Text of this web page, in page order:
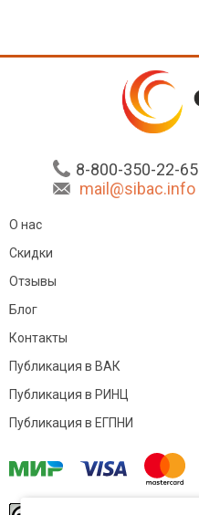
8-800-350-22-65
mail@sibac.info
О нас
Скидки
Отзывы
Блог
Контакты
Публикация в ВАК
Публикация в РИНЦ
Публикация в ЕГПНИ